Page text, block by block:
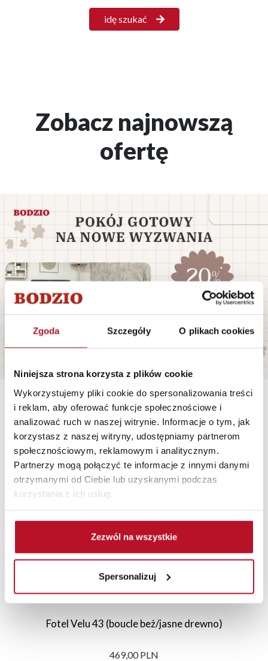
Zgoda Szczegóły O plikach cookies
Niniejsza strona korzysta z plików cookie
Wykorzystujemy pliki cookie do spersonalizowania treści
i reklam, aby oferować funkcje społecznościowe i
analizować ruch w naszej witrynie. Informacje o tym, jak
korzystasz z naszej witryny, udostępniamy partnerom
społecznościowym, reklamowym i analitycznym.
Partnerzy mogą połączyć te informacje z innymi danymi
otrzymanymi od Ciebie lub uzyskanymi podczas
korzystania z ich usług.
Zezwól na wszystkie
Spersonalizuj
idę szukać
Zobacz najnowszą
ofertę
Polecane Nowości Sale
Fotel Velu 43 (boucle beż/jasne drewno)
469,00 PLN